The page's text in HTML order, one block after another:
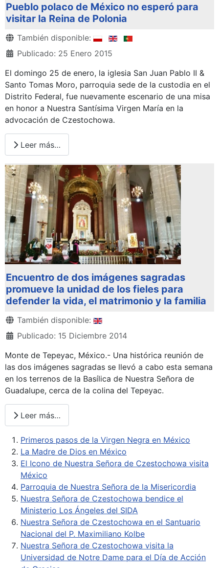
Pueblo polaco de México no esperó para
visitar la Reina de Polonia
Detalles
También disponible:
Publicado: 25 Enero 2015
El domingo 25 de enero, la iglesia San Juan Pablo II &
Santo Tomas Moro, parroquia sede de la custodia en el
Distrito Federal, fue nuevamente escenario de una misa
en honor a Nuestra Santísima Virgen María en la
advocación de Czestochowa.
Leer más…
Encuentro de dos imágenes sagradas
promueve la unidad de los fieles para
defender la vida, el matrimonio y la familia
Detalles
También disponible:
Publicado: 15 Diciembre 2014
Monte de Tepeyac, México.- Una histórica reunión de
las dos imágenes sagradas se llevó a cabo esta semana
en los terrenos de la Basílica de Nuestra Señora de
Guadalupe, cerca de la colina del Tepeyac.
Leer más…
Primeros pasos de la Virgen Negra en México
La Madre de Dios en México
El Icono de Nuestra Señora de Czestochowa visita
México
Parroquia de Nuestra Señora de la Misericordia
Nuestra Señora de Czestochowa bendice el
Ministerio Los Ángeles del SIDA
Nuestra Señora de Czestochowa en el Santuario
Nacional del P. Maximiliano Kolbe
Nuestra Señora de Czestochowa visita la
Universidad de Notre Dame para el Día de Acción